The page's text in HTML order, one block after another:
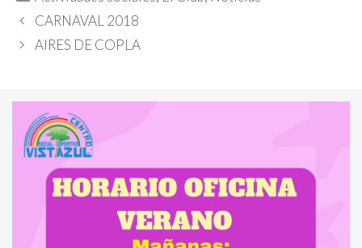
CARNAVAL 2018
AIRES DE COPLA